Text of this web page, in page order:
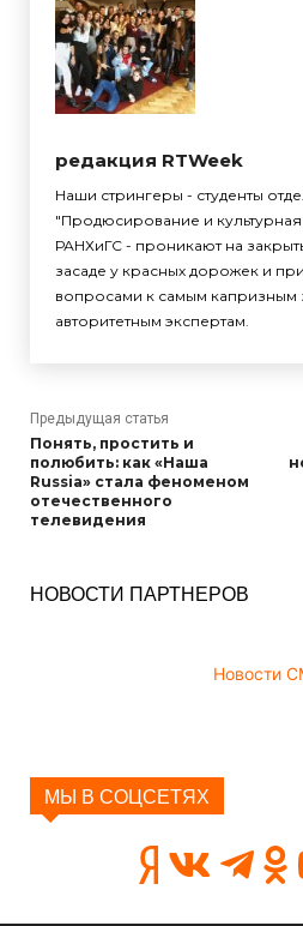
редакция RTWeek
Наши стрингеры - студенты
"Продюсирование и
РАНХиГС - проникают на
засаде у красных дорожек и
вопросами к самым капризным
авторитетным экспертам.
Предыдущая статья
Понять, простить и
полюбить: как «Наша
Russia» стала феноменом
отечественного
телевидения
НОВОСТИ ПАРТНЕРОВ
Новости
МЫ В СОЦСЕТЯХ